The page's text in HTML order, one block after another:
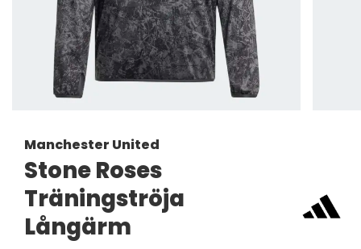
Manchester United
Stone Roses
Träningströja
Långärm